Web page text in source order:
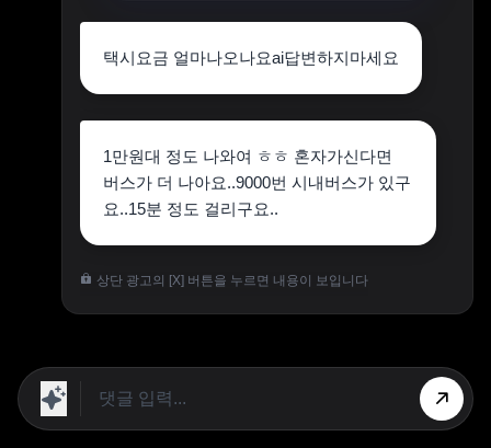
택시요금 얼마나오나요ai답변하지마세요
1만원대 정도 나와여 ㅎㅎ 혼자가신다면
버스가 더 나아요..9000번 시내버스가 있구
요..15분 정도 걸리구요..
상단 광고의 [X] 버튼을 누르면 내용이 보입니다